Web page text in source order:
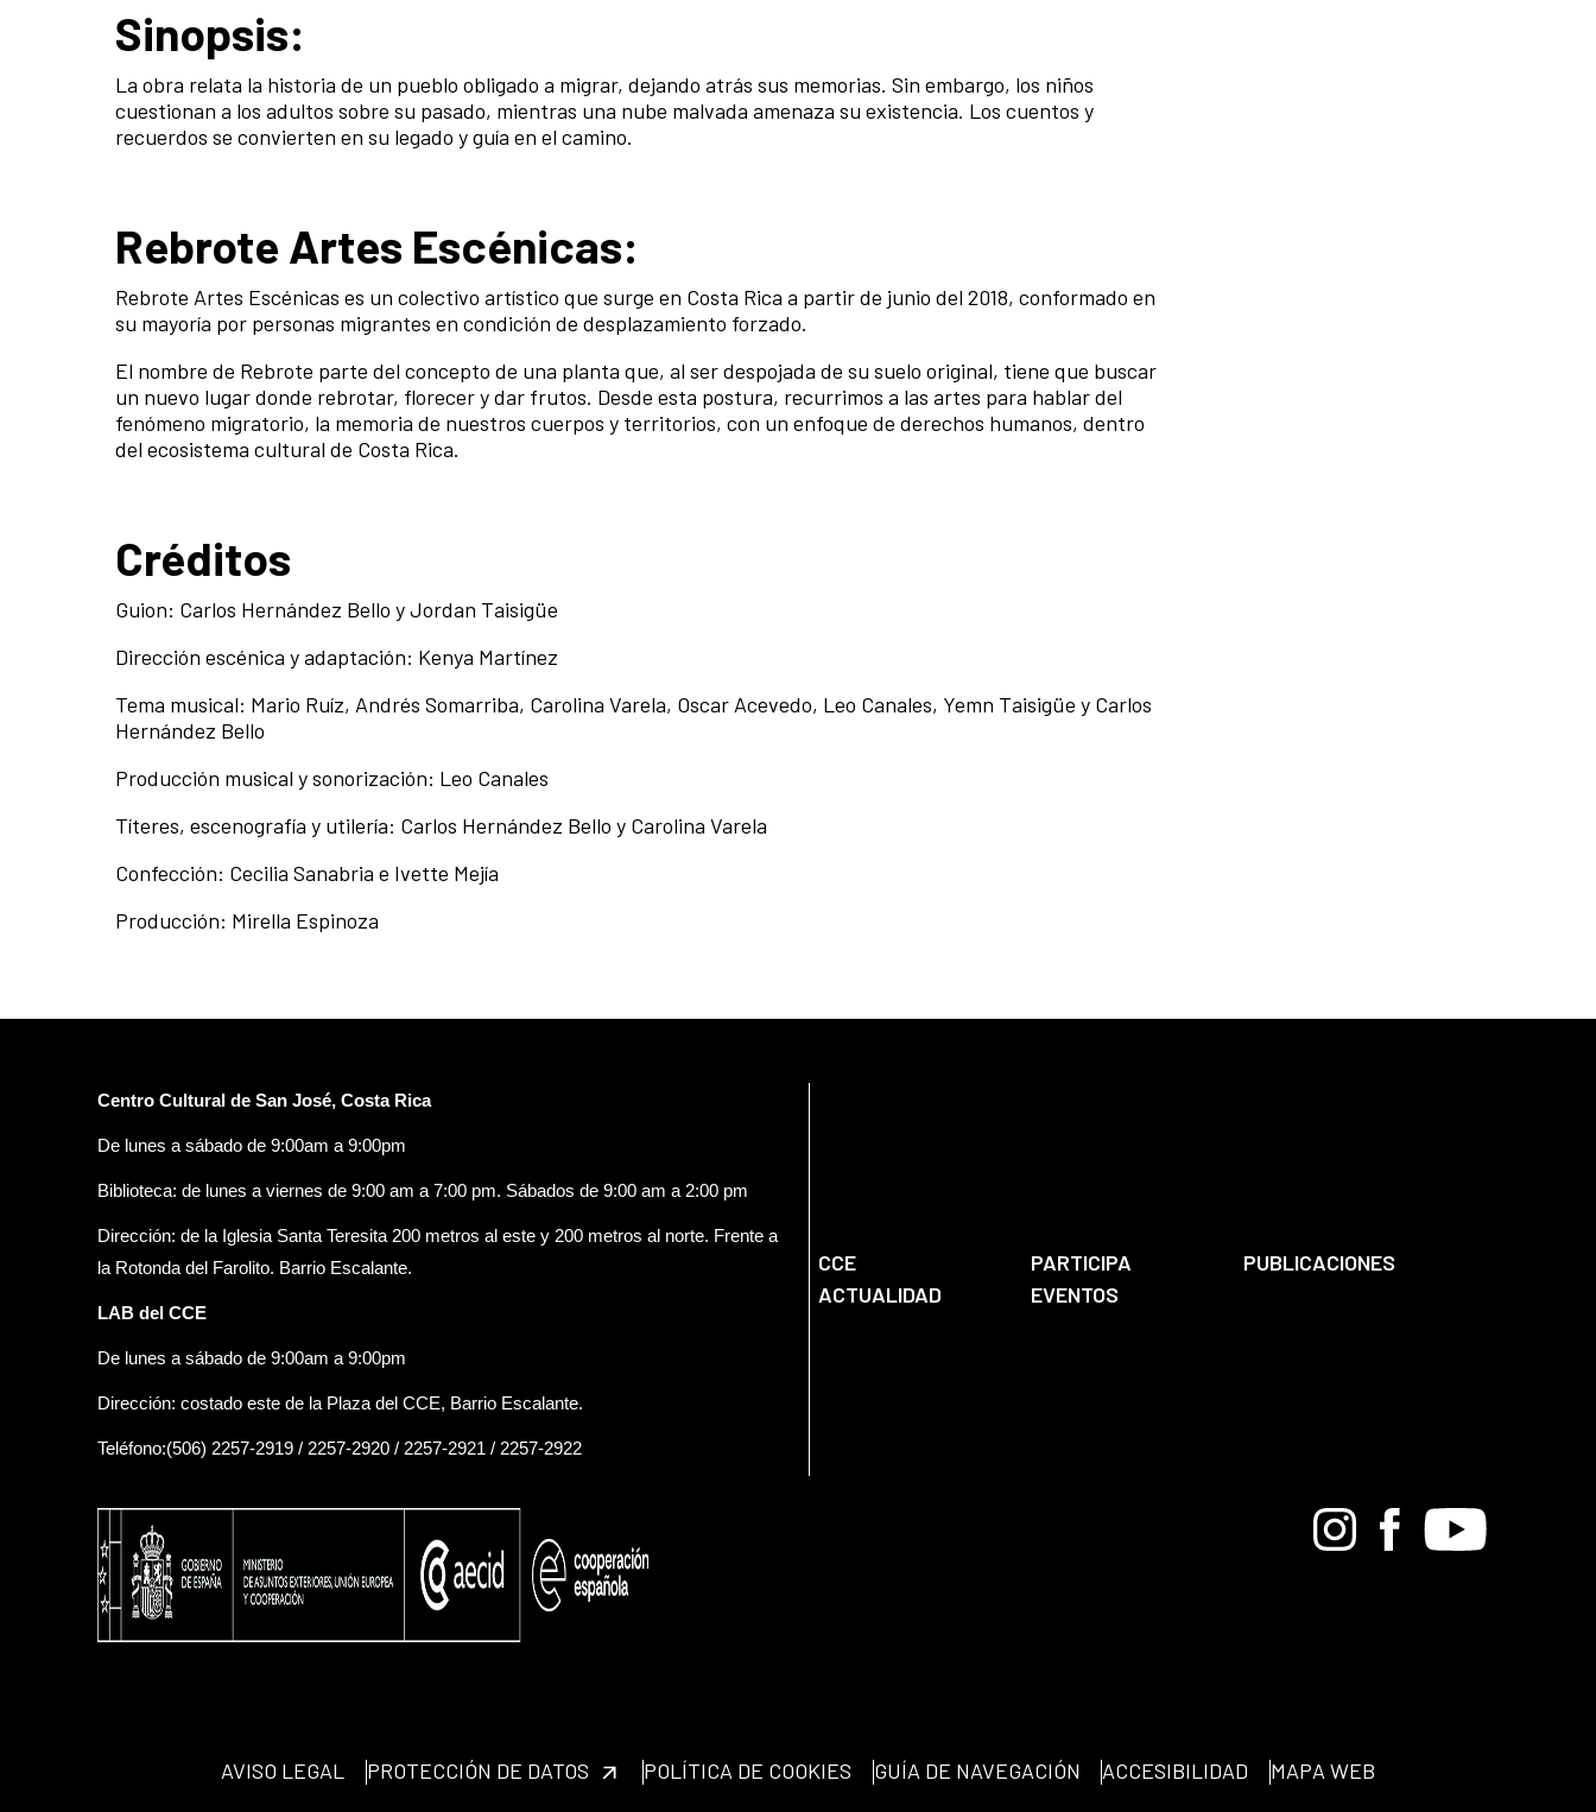
Sinopsis:
La obra relata la historia de un pueblo obligado a migrar, dejando atrás sus memorias. Sin embargo, los niños
cuestionan a los adultos sobre su pasado, mientras una nube malvada amenaza su existencia. Los cuentos y
recuerdos se convierten en su legado y guía en el camino.
Rebrote Artes Escénicas:
Rebrote Artes Escénicas es un colectivo artístico que surge en Costa Rica a partir de junio del 2018, conformado en
su mayoría por personas migrantes en condición de desplazamiento forzado.
El nombre de Rebrote parte del concepto de una planta que, al ser despojada de su suelo original, tiene que buscar
un nuevo lugar donde rebrotar, florecer y dar frutos. Desde esta postura, recurrimos a las artes para hablar del
fenómeno migratorio, la memoria de nuestros cuerpos y territorios, con un enfoque de derechos humanos, dentro
del ecosistema cultural de Costa Rica.
Créditos
Guion: Carlos Hernández Bello y Jordan Taisigüe
Dirección escénica y adaptación: Kenya Martínez
Tema musical: Mario Ruíz, Andrés Somarriba, Carolina Varela, Oscar Acevedo, Leo Canales, Yemn Taisigüe y Carlos
Hernández Bello
Producción musical y sonorización: Leo Canales
Títeres, escenografía y utilería: Carlos Hernández Bello y Carolina Varela
Confección: Cecilia Sanabria e Ivette Mejía
Producción: Mirella Espinoza
Centro Cultural de San José, Costa Rica
De lunes a sábado de 9:00am a 9:00pm
Biblioteca: de lunes a viernes de 9:00 am a 7:00 pm. Sábados de 9:00 am a 2:00 pm
Dirección: de la Iglesia Santa Teresita 200 metros al este y 200 metros al norte. Frente a
la Rotonda del Farolito. Barrio Escalante.
LAB del CCE
De lunes a sábado de 9:00am a 9:00pm
Dirección: costado este de la Plaza del CCE, Barrio Escalante.
Teléfono:(506) 2257-2919 / 2257-2920 / 2257-2921 / 2257-2922
CCE PARTICIPA
PUBLICACIONES
ACTUALIDAD
EVENTOS
BandcampInstagramFacebook
Youtube
AVISO LEGAL PROTECCIÓN DE DATOS POLÍTICA DE COOKIES GUÍA DE NAVEGACIÓN ACCESIBILIDAD MAPA WEB